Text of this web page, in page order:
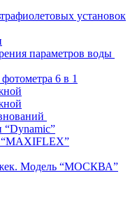
установок
параметров воды
6 в 1
“MAXIFLEX”
Модель “МОСКВА”